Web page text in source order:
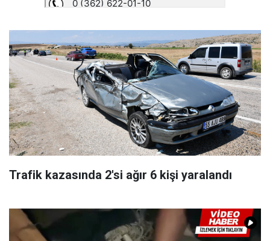
Trafik kazasında 2'si ağır 6 kişi yaralandı